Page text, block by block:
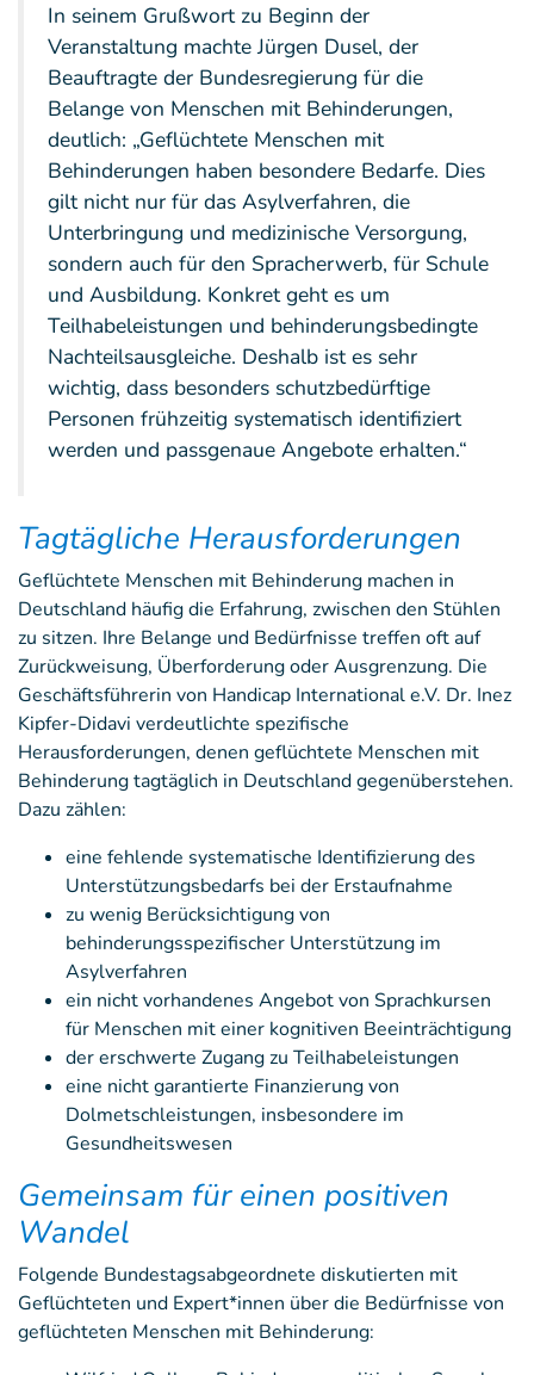
In seinem Grußwort zu Beginn der
Veranstaltung machte Jürgen Dusel, der
Beauftragte der Bundesregierung für die
Belange von Menschen mit Behinderungen,
deutlich: „Geflüchtete Menschen mit
Behinderungen haben besondere Bedarfe. Dies
gilt nicht nur für das Asylverfahren, die
Unterbringung und medizinische Versorgung,
sondern auch für den Spracherwerb, für Schule
und Ausbildung. Konkret geht es um
Teilhabeleistungen und behinderungsbedingte
Nachteilsausgleiche. Deshalb ist es sehr
wichtig, dass besonders schutzbedürftige
Personen frühzeitig systematisch identifiziert
werden und passgenaue Angebote erhalten.“
Tagtägliche Herausforderungen
Geflüchtete Menschen mit Behinderung machen in
Deutschland häufig die Erfahrung, zwischen den Stühlen
zu sitzen. Ihre Belange und Bedürfnisse treffen oft auf
Zurückweisung, Überforderung oder Ausgrenzung. Die
Geschäftsführerin von Handicap International e.V. Dr. Inez
Kipfer-Didavi verdeutlichte spezifische
Herausforderungen, denen geflüchtete Menschen mit
Behinderung tagtäglich in Deutschland gegenüberstehen.
Dazu zählen:
eine fehlende systematische Identifizierung des
Unterstützungsbedarfs bei der Erstaufnahme
zu wenig Berücksichtigung von
behinderungsspezifischer Unterstützung im
Asylverfahren
ein nicht vorhandenes Angebot von Sprachkursen
für Menschen mit einer kognitiven Beeinträchtigung
der erschwerte Zugang zu Teilhabeleistungen
eine nicht garantierte Finanzierung von
Dolmetschleistungen, insbesondere im
Gesundheitswesen
Gemeinsam für einen positiven
Wandel
Folgende Bundestagsabgeordnete diskutierten mit
Geflüchteten und Expert*innen über die Bedürfnisse von
geflüchteten Menschen mit Behinderung: